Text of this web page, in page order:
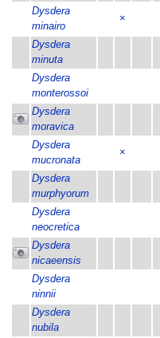
Dysdera
minairo
×
Dysdera
minuta
Dysdera
monterossoi
Dysdera
moravica
Dysdera
mucronata
×
Dysdera
murphyorum
Dysdera
neocretica
Dysdera
nicaeensis
Dysdera
ninnii
Dysdera
nubila